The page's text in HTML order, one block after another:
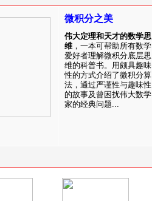
微积分之美
伟大定理和天才的数学思
维 ，一本可帮助所有数学
爱好者理解微积分底层思
维的科普书。用颇具趣味
性的方式介绍了微积分算
法，通过严谨性与趣味性
的故事及曾困扰伟大数学
家的经典问题...